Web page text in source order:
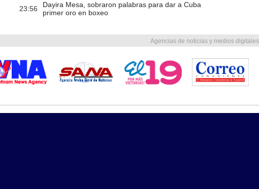
23:56
Dayira Mesa, sobraron palabras para dar a Cuba
primer oro en boxeo
Agencias de noticias y medios digitales